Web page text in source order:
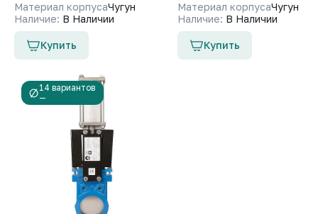
Материал корпусаЧугун
Наличие: В Наличии
Купить
Материал корпусаЧугун
Наличие: В Наличии
Купить
14 вариантов
—